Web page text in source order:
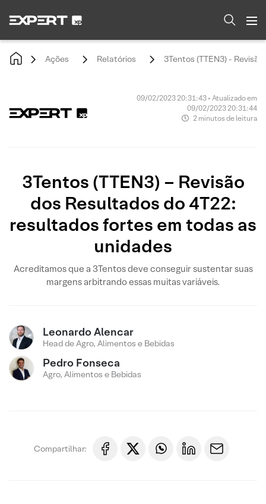
Ações Relatórios 3Tentos (TTEN3) -
09/02/2023 20:31:43 • Atualizado em
09/02/2023 20:31:44
2 minutos de leitura
3Tentos (TTEN3) – Revisão
dos Resultados do 4T22:
resultados fortes em todas as
unidades
Acreditamos que a 3Tentos deve conseguir sustentar suas
margens arbitrando essas muitas variáveis.
Leonardo Alencar
Head de Agro, Alimentos e Bebidas
Pedro Fonseca
Agro, Alimentos e Bebidas
Compartilhar: